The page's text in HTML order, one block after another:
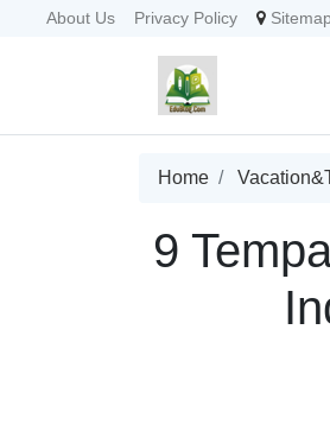
About Us Privacy Policy Sitemap
Home
9